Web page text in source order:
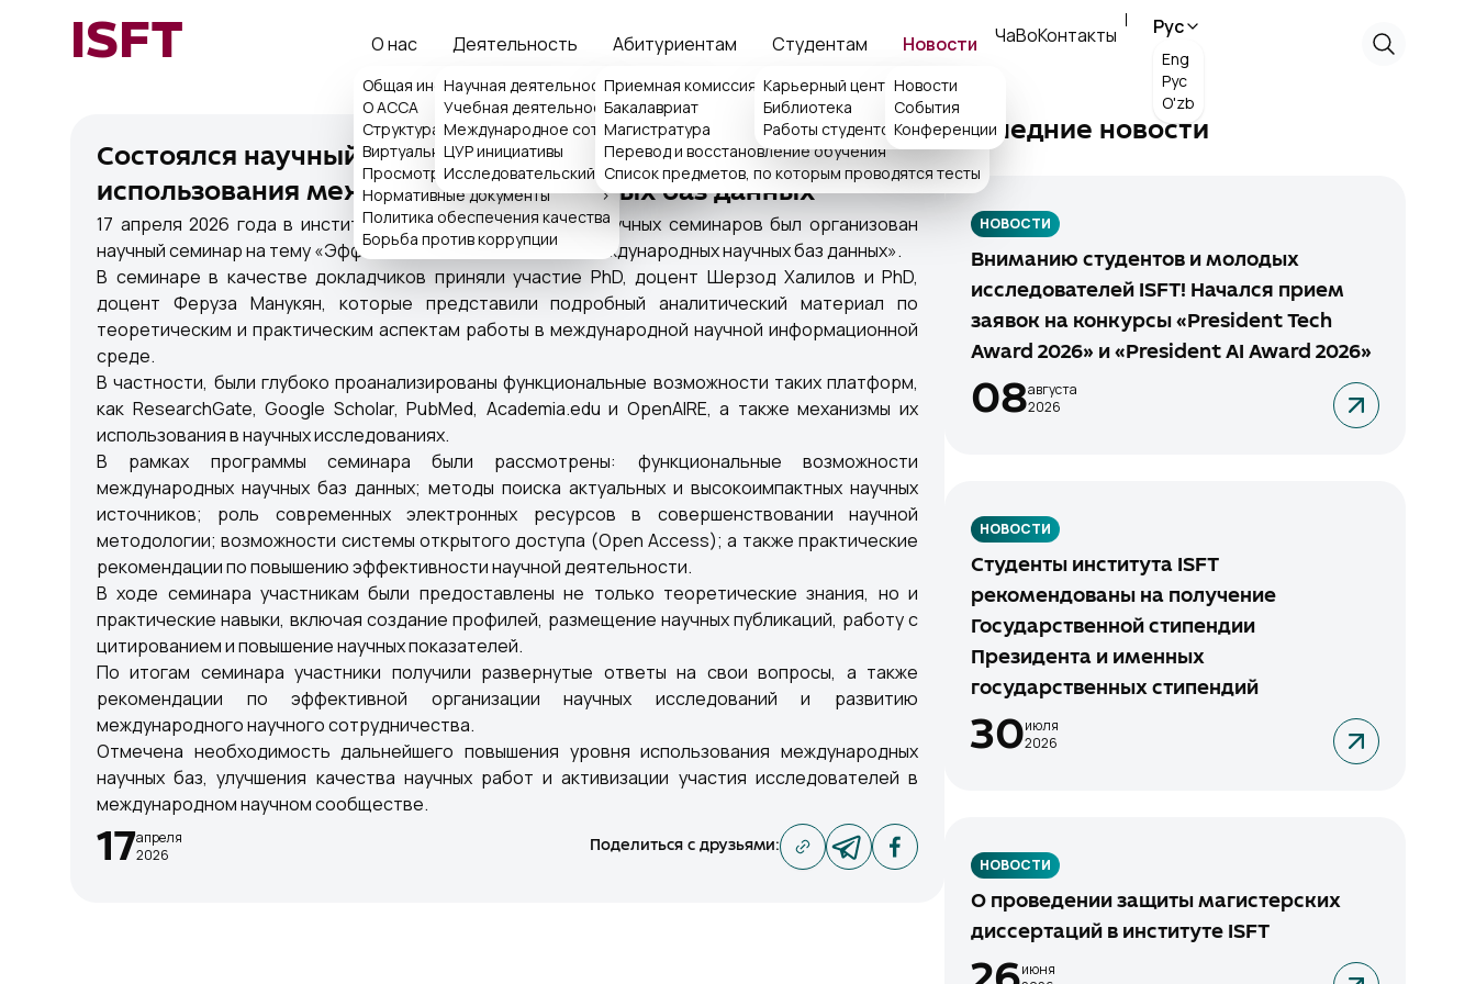
ISFT О нас
Общая информация
О ACCA
Структура
>
Виртуальная приемная ректора
Просмотр порядка обращений
Нормативные документы
>
Политика обеспечения качества
Борьба против коррупции
Деятельность
Научная деятельность
>
Учебная деятельность
Международное сотрудничество
ЦУР инициативы
>
Исследовательский центр
Абитуриентам
Приемная комиссия
Бакалавриат
Магистратура
>
Перевод и восстановление обучения
Список предметов, по которым проводятся тесты
Студентам
Карьерный центр ISFT>
Библиотека
>
Работы студентов
Новости
Новости
События
Конференции
ЧаВоКонтакты Рус
Eng
Рус
O'zb
Состоялся научный семинар на тему эффективного
использования международных научных баз данных
17 апреля 2026 года в институте ISFT в рамках недели научных семинаров был организован
научный семинар на тему «Эффективное использование международных научных баз данных».
В семинаре в качестве докладчиков приняли участие PhD, доцент Шерзод Халилов и PhD,
доцент Феруза Манукян, которые представили подробный аналитический материал по
теоретическим и практическим аспектам работы в международной научной информационной
среде.
В частности, были глубоко проанализированы функциональные возможности таких платформ,
как ResearchGate, Google Scholar, PubMed, Academia.edu и OpenAIRE, а также механизмы их
использования в научных исследованиях.
В рамках программы семинара были рассмотрены: функциональные возможности
международных научных баз данных; методы поиска актуальных и высокоимпактных научных
источников; роль современных электронных ресурсов в совершенствовании научной
методологии; возможности системы открытого доступа (Open Access); а также практические
рекомендации по повышению эффективности научной деятельности.
В ходе семинара участникам были предоставлены не только теоретические знания, но и
практические навыки, включая создание профилей, размещение научных публикаций, работу с
цитированием и повышение научных показателей.
По итогам семинара участники получили развернутые ответы на свои вопросы, а также
рекомендации по эффективной организации научных исследований и развитию
международного научного сотрудничества.
Отмечена необходимость дальнейшего повышения уровня использования международных
научных баз, улучшения качества научных работ и активизации участия исследователей в
международном научном сообществе.
17апреля
2026
Поделиться с друзьями:
Последние новости
НОВОСТИ
Вниманию студентов и молодых
исследователей ISFT! Начался прием
заявок на конкурсы «President Tech
Award 2026» и «President AI Award 2026»
08августа
2026
НОВОСТИ
Студенты института ISFT
рекомендованы на получение
Государственной стипендии
Президента и именных
государственных стипендий
30июля
2026
НОВОСТИ
О проведении защиты магистерских
диссертаций в институте ISFT
июня